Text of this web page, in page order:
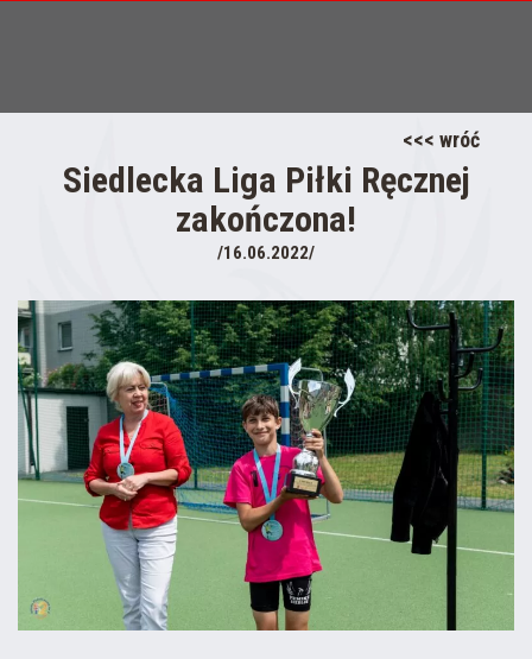
<<< wróć
Siedlecka Liga Piłki Ręcznej
zakończona!
/16.06.2022/